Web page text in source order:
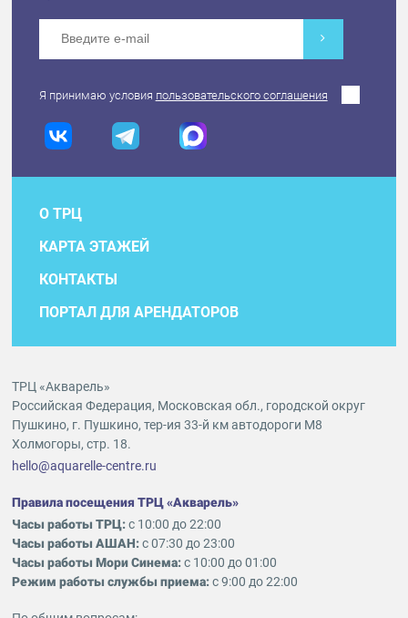
Я принимаю условия пользовательского соглашения
О ТРЦ
КАРТА ЭТАЖЕЙ
КОНТАКТЫ
ПОРТАЛ ДЛЯ АРЕНДАТОРОВ
ТРЦ «Акварель»
Российская Федерация, Московская обл., городской округ
Пушкино, г. Пушкино, тер-ия 33-й км автодороги М8
Холмогоры, стр. 18.
hello@aquarelle-centre.ru
Правила посещения ТРЦ «Акварель»
Часы работы ТРЦ:с 10:00 до 22:00
Часы работы АШАН:с 07:30 до 23:00
Часы работы Мори Синема:с 10:00 до 01:00
Режим работы службы приема:с 9:00 до 22:00